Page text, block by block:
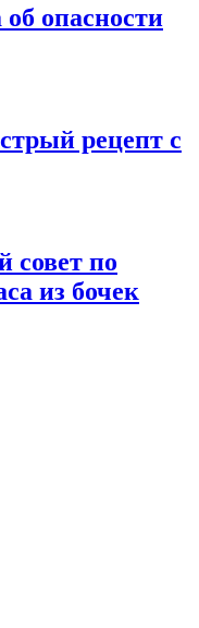
опасности
рецепт с
совет по
из бочек